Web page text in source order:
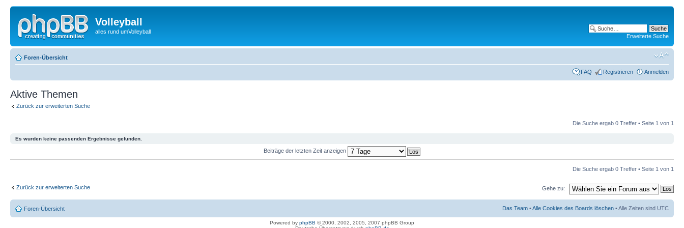
Volleyball
alles rund umVolleyball
Erweiterte Suche
Foren-Übersicht
FAQ Registrieren Anmelden
Aktive Themen
Zurück zur erweiterten Suche
Die Suche ergab 0 Treffer • Seite 1 von 1
Es wurden keine passenden Ergebnisse gefunden.
Beiträge der letzten Zeit anzeigen
Die Suche ergab 0 Treffer • Seite 1 von 1
Zurück zur erweiterten Suche Gehe zu:
Foren-Übersicht Das Team •Alle Cookies des Boards löschen • Alle Zeiten sind UTC
Powered by phpBB © 2000, 2002, 2005, 2007 phpBB Group